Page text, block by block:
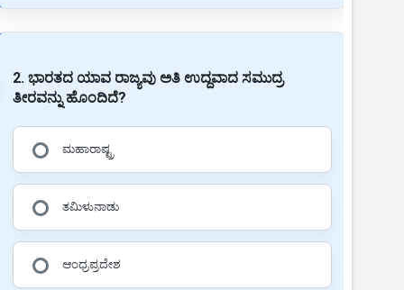
2. ಭಾರತದ ಯಾವ ರಾಜ್ಯವು ಅತಿ ಉದ್ದವಾದ ಸಮುದ್ರ
ತೀರವನ್ನು ಹೊಂದಿದೆ?
ಮಹಾರಾಷ್ಟ್ರ
ತಮಿಳುನಾಡು
ಆಂಧ್ರಪ್ರದೇಶ